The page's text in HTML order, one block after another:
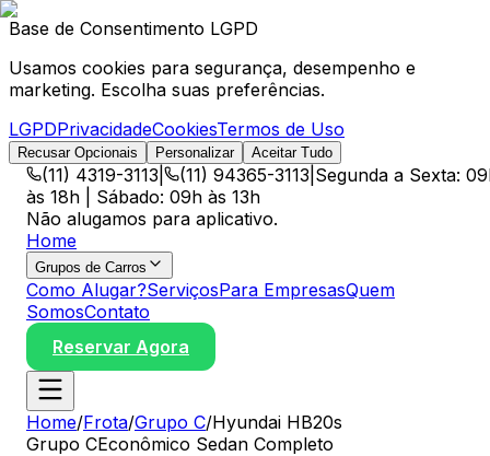
Base de Consentimento LGPD
Usamos cookies para segurança, desempenho e
marketing. Escolha suas preferências.
LGPDPrivacidadeCookiesTermos de Uso
Recusar Opcionais Personalizar Aceitar Tudo
(11) 4319-3113 (11) 94365-3113 Segunda a Sexta:
às 18h | Sábado: 09h às 13h
Não alugamos para aplicativo.
Home
Grupos de Carros
Como Alugar?ServiçosPara EmpresasQuem
SomosContato
Reservar Agora
Home/Frota/Grupo C/Hyundai HB20s
Grupo CEconômico Sedan Completo